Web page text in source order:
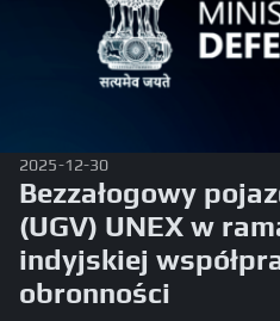
2025-12-30
Bezzałogowy
(UGV) UNEX w
indyjskiej
obronności